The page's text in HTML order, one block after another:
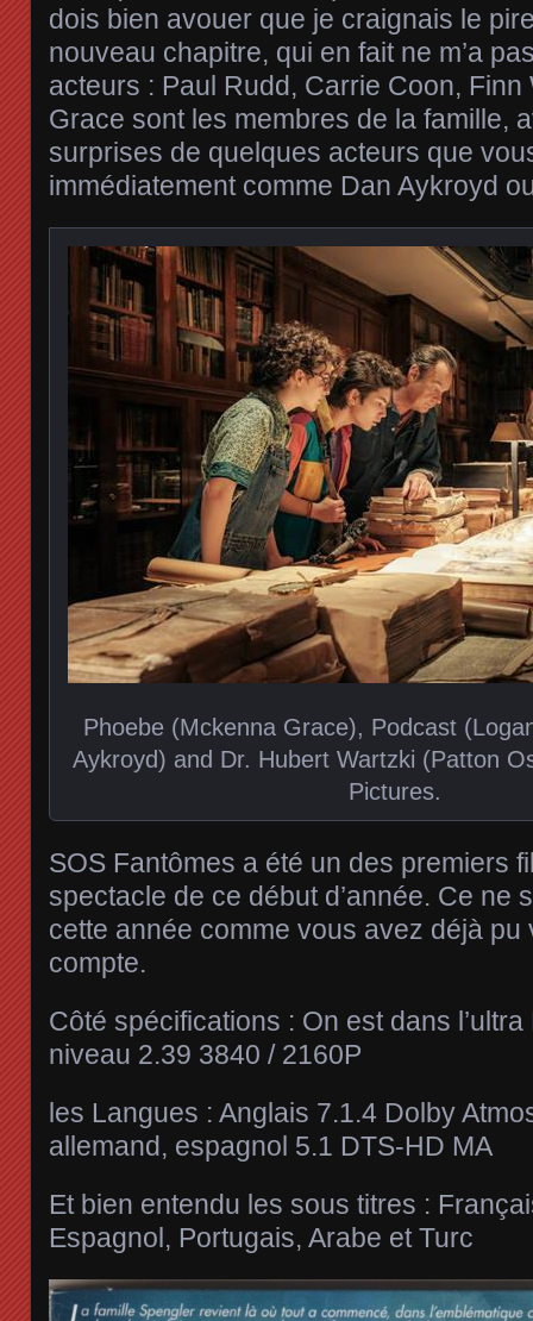
dois bien avouer que je craignais le
nouveau chapitre, qui en fait ne m’a
acteurs : Paul Rudd, Carrie Coon,
Grace sont les membres de la famille,
surprises de quelques acteurs que
immédiatement comme Dan Aykroyd
Phoebe (Mckenna Grace), Podcast
Aykroyd) and Dr. Hubert Wartzki (Patton
Pictures.
SOS Fantômes a été un des premiers
spectacle de ce début d’année. Ce ne
cette année comme vous avez déjà pu
compte.
Côté spécifications : On est dans
niveau 2.39 3840 / 2160P
les Langues : Anglais 7.1.4 Dolby
allemand, espagnol 5.1 DTS-HD MA
Et bien entendu les sous titres :
Espagnol, Portugais, Arabe et Turc